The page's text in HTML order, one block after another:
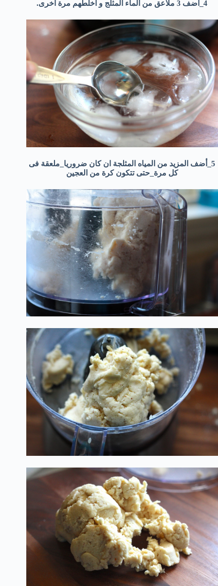
4_أضف 3 ملاعق من الماء المثلج و اخلطهم مرة أخرى.
5_أضف المزيد من المياه المثلجة ان كان ضروريا_ملعقة فى
كل مرة_حتى تتكون كرة من العجين